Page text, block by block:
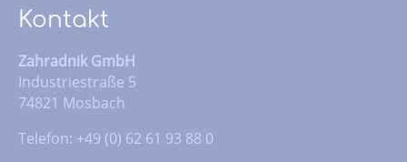
Kontakt
Zahradnik GmbH
Industriestraße 5
74821 Mosbach
Telefon: +49 (0) 62 61 93 88 0